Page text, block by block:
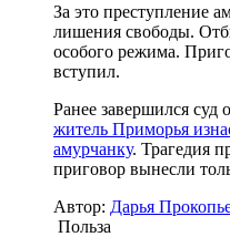
За это преступление
лишения свободы.
особого режима.
вступил.
Ранее завершился суд
житель Приморья
амурчанку. Трагедия
приговор вынесли
Автор: Дарья
Польза